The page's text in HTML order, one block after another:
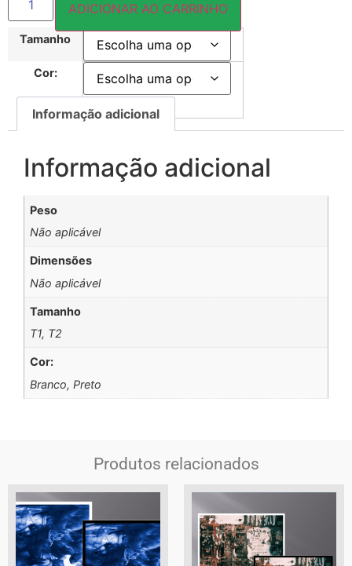
Tamanho
Cor:
ADICIONAR AO CARRINHO
Informação adicional
Informação adicional
Peso
Não aplicável
Dimensões
Não aplicável
Tamanho
T1, T2
Cor:
Branco, Preto
Produtos relacionados